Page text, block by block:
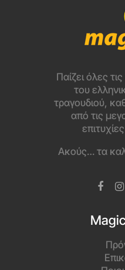
Παίζει όλες
του
τραγουδιού,
από τις
Ακούς… τα